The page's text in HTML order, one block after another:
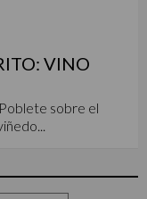
VINO
sobre el